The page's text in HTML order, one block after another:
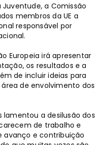
Juventude, a Comissão
membros da UE a
responsável por
Europeia irá apresentar
os resultados e a
de incluir ideias para
de envolvimento dos
lamentou a desilusão dos
de trabalho e
avanço e contribuição